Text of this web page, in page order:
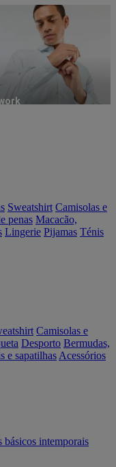
Sweatshirt Camisolas e
penas Macacão,
Lingerie Pijamas Ténis
Camisolas e
Desporto Bermudas,
e sapatilhas Acessórios
básicos intemporais